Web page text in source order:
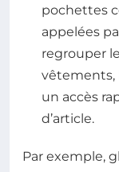
pochettes
appelées
regrouper
vêtements,
un accès
d’article.
Par exemple,